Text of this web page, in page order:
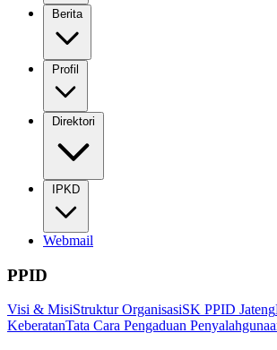
Berita
Profil
Direktori
IPKD
Webmail
PPID
Visi & MisiStruktur OrganisasiSK PPID Jateng
KeberatanTata Cara Pengaduan